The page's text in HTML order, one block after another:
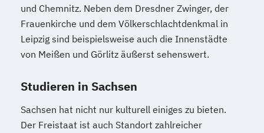
und Chemnitz. Neben dem Dresdner Zwinger, der
Frauenkirche und dem Völkerschlachtdenkmal in
Leipzig sind beispielsweise auch die Innenstädte
von Meißen und Görlitz äußerst sehenswert.
Studieren in Sachsen
Sachsen hat nicht nur kulturell einiges zu bieten.
Der Freistaat ist auch Standort zahlreicher